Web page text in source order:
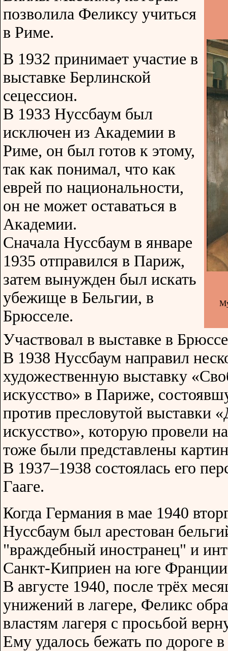
позволила Феликсу учиться
в Риме.
В 1932 принимает участие в
выставке Берлинской
сецессион.
В 1933 Нуссбаум был
исключен из Академии в
Риме, он был готов к этому,
так как понимал, что как
еврей по национальности,
он не может оставаться в
Академии.
Сначала Нуссбаум в январе
1935 отправился в Париж,
затем вынужден был искать
убежище в Бельгии, в
Брюсселе.
Участвовал в выставке в
В 1938 Нуссбаум направил
художественную выставку
искусство» в Париже,
против пресловутой выставки
искусство», которую провели
тоже были представлены
В 1937–1938 состоялась его
Гааге.
Когда Германия в мае 1940
Нуссбаум был арестован
"враждебный иностранец" и
Санкт-Киприен на юге
В августе 1940, после трёх
унижений в лагере, Феликс
властям лагеря с просьбой
Ему удалось бежать по дороге